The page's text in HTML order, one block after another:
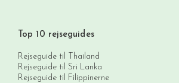
Top 10 rejseguides
Rejseguide til Thailand
Rejseguide til Sri Lanka
Rejseguide til Filippinerne